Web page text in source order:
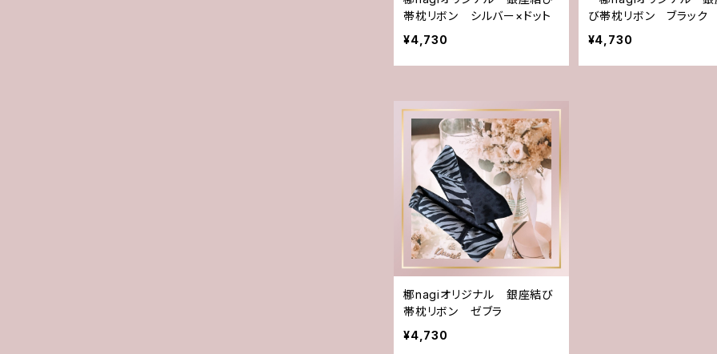
帯枕リボン シルバー×ドット
¥4,730
び帯枕リボン ブラック
キラドット
¥4,730
梛nagiオリジナル 銀座結び
帯枕リボン ゼブラ
¥4,730